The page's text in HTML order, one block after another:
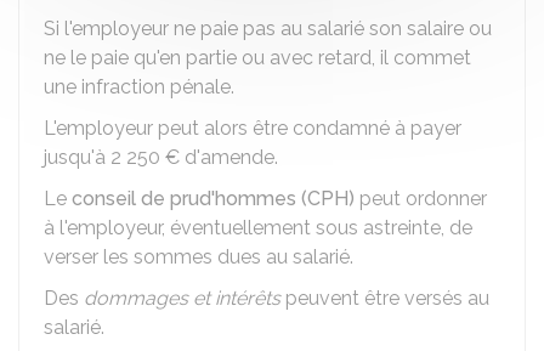
Si l'employeur ne paie pas au salarié son salaire ou
ne le paie qu'en partie ou avec retard, il commet
une infraction pénale.
L'employeur peut alors être condamné à payer
jusqu'à 2 250 € d'amende.
Le conseil de prud'hommes (CPH) peut ordonner
à l'employeur, éventuellement sous astreinte, de
verser les sommes dues au salarié.
Des dommages et intérêtspeuvent être versés au
salarié.